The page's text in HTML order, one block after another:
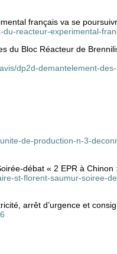
français va se
reacteur-experimental-
du Bloc Réacteur de
dp2d-demantelement-
de-production-n-3-
débat « 2 EPR à Chinon
st-florent-saumur-soiree-
arrêt d’urgence et